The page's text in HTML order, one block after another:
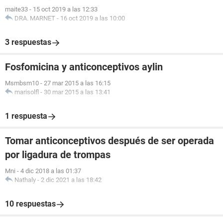
maite33 - 15 oct 2019 a las 12:33
DRA. MARNET - 16 oct 2019 a las 10:00
3 respuestas
Fosfomicina y anticonceptivos aylin
Msmbsm10 - 27 mar 2015 a las 16:15
marisolfl - 30 mar 2015 a las 13:41
1 respuesta
Tomar anticonceptivos después de ser operada
por ligadura de trompas
Mni - 4 dic 2018 a las 01:37
Nathaly - 2 dic 2021 a las 18:42
10 respuestas